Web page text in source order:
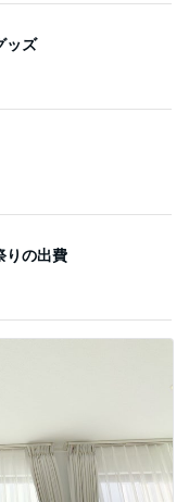
ッズ
りの出費